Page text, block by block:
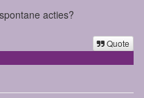
acties?
Quote